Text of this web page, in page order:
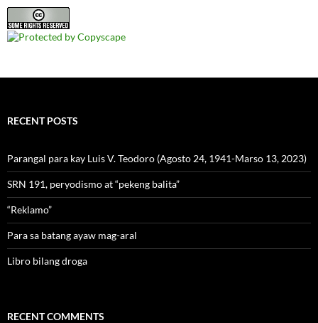
RECENT POSTS
Parangal para kay Luis V. Teodoro (Agosto 24, 1941-Marso 13, 2023)
SRN 191, peryodismo at “pekeng balita”
“Reklamo”
Para sa batang ayaw mag-aral
Libro bilang droga
RECENT COMMENTS